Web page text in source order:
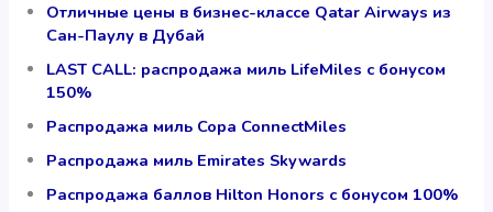
Отличные цены в бизнес-классе Qatar Airways из
Сан-Паулу в Дубай
LAST CALL: распродажа миль LifeMiles с бонусом
150%
Распродажа миль Copa ConnectMiles
Распродажа миль Emirates Skywards
Распродажа баллов Hilton Honors с бонусом 100%